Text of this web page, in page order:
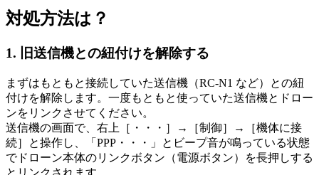
対処方法は？
1. 旧送信機との紐付けを解除する
まずはもともと接続していた送信機（RC-N1 など）との紐
付けを解除します。一度もともと使っていた送信機とドロー
ンをリンクさせてください。
送信機の画面で、右上［・・・］→［制御］→［機体に接
続］と操作し、「PPP・・・」とビープ音が鳴っている状態
でドローン本体のリンクボタン（電源ボタン）を長押しする
とリンクされます。